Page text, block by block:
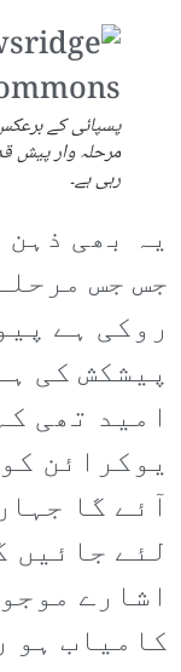
پسپائی کے
مرحلہ وار پیش
رہی ہے۔
یہ بھی
جس جس
روکی ہے
پیشکش کی
امید تھی
یوکرائن
آئے گا
لئے جائیں
اشارے
کامیاب ہو